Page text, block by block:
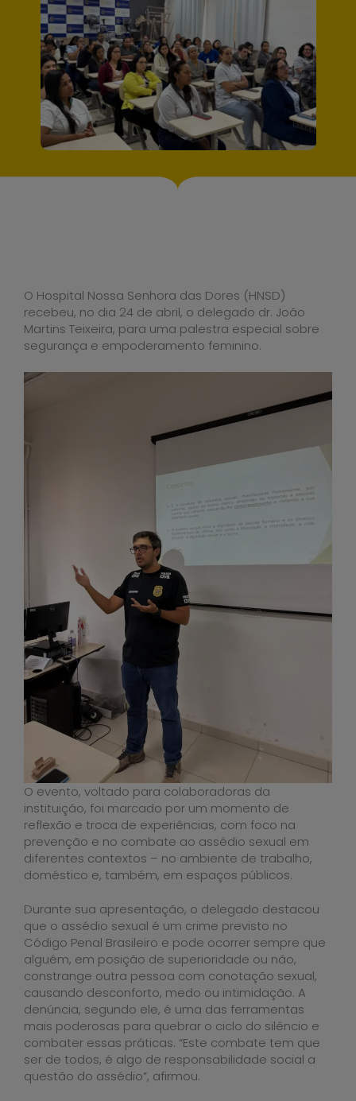
O Hospital Nossa Senhora das Dores (HNSD)
recebeu, no dia 24 de abril, o delegado dr. João
Martins Teixeira, para uma palestra especial sobre
segurança e empoderamento feminino.
O evento, voltado para colaboradoras da
instituição, foi marcado por um momento de
reflexão e troca de experiências, com foco na
prevenção e no combate ao assédio sexual em
diferentes contextos – no ambiente de trabalho,
doméstico e, também, em espaços públicos.
Durante sua apresentação, o delegado destacou
que o assédio sexual é um crime previsto no
Código Penal Brasileiro e pode ocorrer sempre que
alguém, em posição de superioridade ou não,
constrange outra pessoa com conotação sexual,
causando desconforto, medo ou intimidação. A
denúncia, segundo ele, é uma das ferramentas
mais poderosas para quebrar o ciclo do silêncio e
combater essas práticas. “Este combate tem que
ser de todos, é algo de responsabilidade social a
questão do assédio”, afirmou.